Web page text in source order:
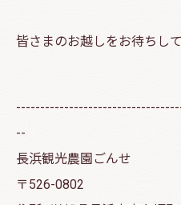
皆さまのお越しをお待ちし
--
長浜観光農園ごんせ
〒526-0802